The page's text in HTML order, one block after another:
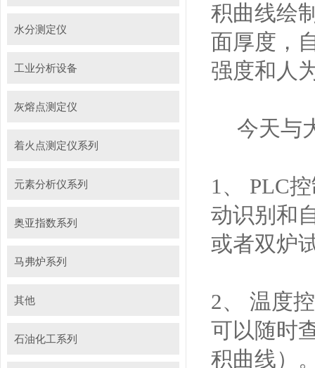
水分测定仪
工业分析设备
灰熔点测定仪
着火点测定仪系列
元素分析仪系列
奥亚指数系列
马弗炉系列
其他
石油化工系列
积曲线绘
面厚度，
强度和人
今天与
1、 PLC
动识别和
或者双炉
2、 温度
可以随时
积曲线）